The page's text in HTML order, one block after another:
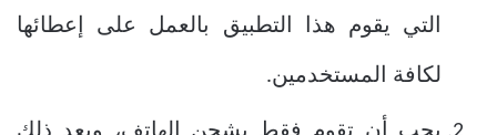
التي يقوم هذا التطبيق بالعمل على إعطائها
لكافة المستخدمين.